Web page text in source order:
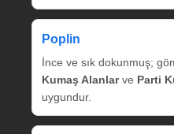
Poplin
İnce ve sık dokunmuş;
Kumaş Alanlarve Parti
uygundur.